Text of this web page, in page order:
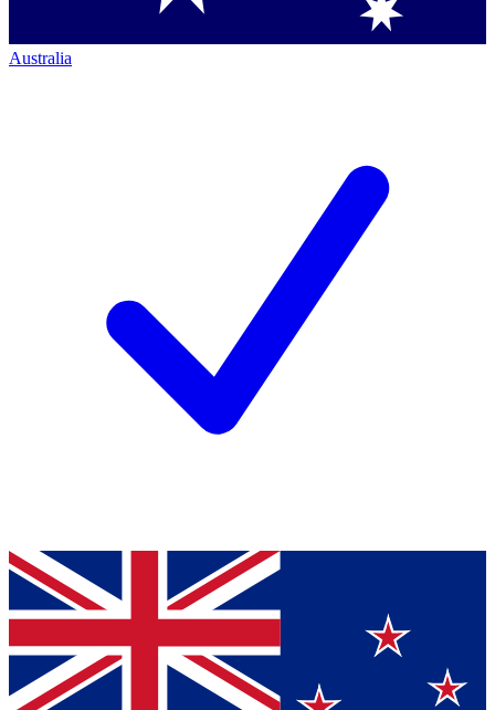
Australia